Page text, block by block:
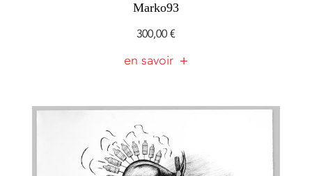
Marko93
300,00€
en savoir